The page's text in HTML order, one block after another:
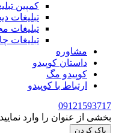
کمپین
تبلیغات
تبلیغات
تبلیغات
مشاوره
داستان کوپیدو
کوپیدو مگ
ارتباط با کوپیدو
09121593717
بخشی از عنوان را وارد نمایید
پاک کردن